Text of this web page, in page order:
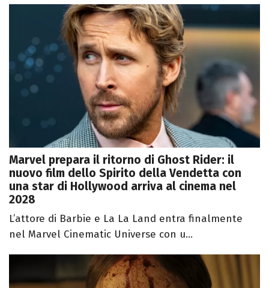
Marvel prepara il ritorno di Ghost Rider: il
nuovo film dello Spirito della Vendetta con
una star di Hollywood arriva al cinema nel
2028
L’attore di Barbie e La La Land entra finalmente
nel Marvel Cinematic Universe con u...